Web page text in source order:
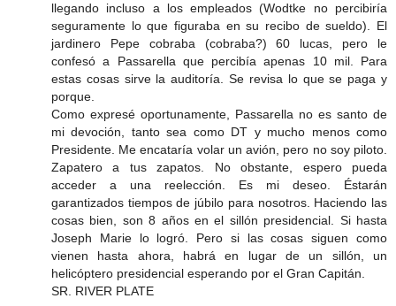
llegando incluso a los empleados (Wodtke no percibiría
seguramente lo que figuraba en su recibo de sueldo). El
jardinero Pepe cobraba (cobraba?) 60 lucas, pero le
confesó a Passarella que percibía apenas 10 mil. Para
estas cosas sirve la auditoría. Se revisa lo que se paga y
porque.
Como expresé oportunamente, Passarella no es santo de
mi devoción, tanto sea como DT y mucho menos como
Presidente. Me encataría volar un avión, pero no soy piloto.
Zapatero a tus zapatos. No obstante, espero pueda
acceder a una reelección. Es mi deseo. Éstarán
garantizados tiempos de júbilo para nosotros. Haciendo las
cosas bien, son 8 años en el sillón presidencial. Si hasta
Joseph Marie lo logró. Pero si las cosas siguen como
vienen hasta ahora, habrá en lugar de un sillón, un
helicóptero presidencial esperando por el Gran Capitán.
SR. RIVER PLATE